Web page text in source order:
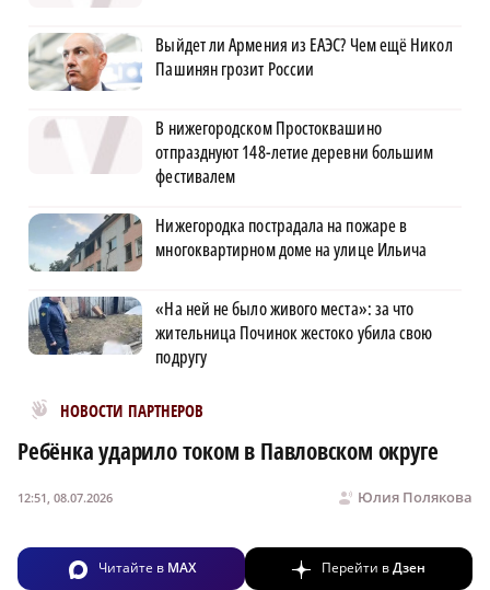
Выйдет ли Армения из ЕАЭС? Чем ещё Никол
Пашинян грозит России
В нижегородском Простоквашино
отпразднуют 148-летие деревни большим
фестивалем
Нижегородка пострадала на пожаре в
многоквартирном доме на улице Ильича
«На ней не было живого места»: за что
жительница Починок жестоко убила свою
подругу
НОВОСТИ ПАРТНЕРОВ
Новости МирТесен
Ребёнка ударило током в Павловском округе
Юлия Полякова
12:51, 08.07.2026
Читайте в MAX Перейти вДзен